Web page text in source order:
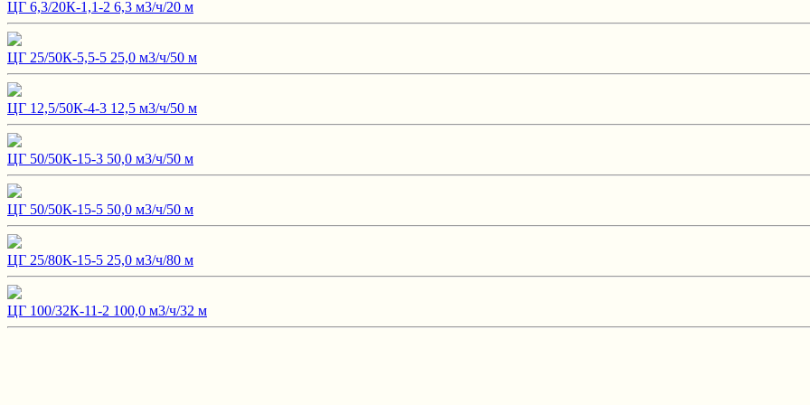
ЦГ 6,3/20К-1,1-2 6,3 м3/ч/20 м
ЦГ 25/50К-5,5-5 25,0 м3/ч/50 м
ЦГ 12,5/50К-4-3 12,5 м3/ч/50 м
ЦГ 50/50К-15-3 50,0 м3/ч/50 м
ЦГ 50/50К-15-5 50,0 м3/ч/50 м
ЦГ 25/80К-15-5 25,0 м3/ч/80 м
ЦГ 100/32К-11-2 100,0 м3/ч/32 м